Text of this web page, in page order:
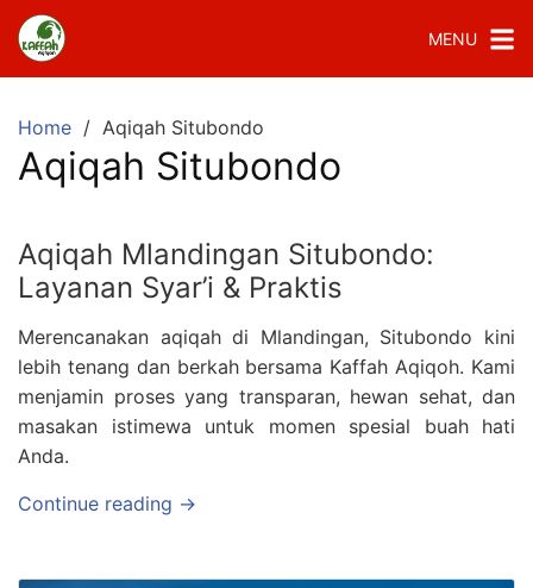
MENU
Home Aqiqah Situbondo
Aqiqah Situbondo
Aqiqah Mlandingan Situbondo:
Layanan Syar’i & Praktis
Merencanakan aqiqah di Mlandingan, Situbondo kini
lebih tenang dan berkah bersama Kaffah Aqiqoh. Kami
menjamin proses yang transparan, hewan sehat, dan
masakan istimewa untuk momen spesial buah hati
Anda.
Continue reading →